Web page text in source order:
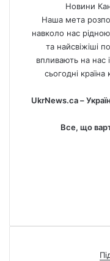
Новини
Наша мета
навколо нас
та найсвіжіші
впливають на
сьогодні
UkrNews.ca –
Все, що